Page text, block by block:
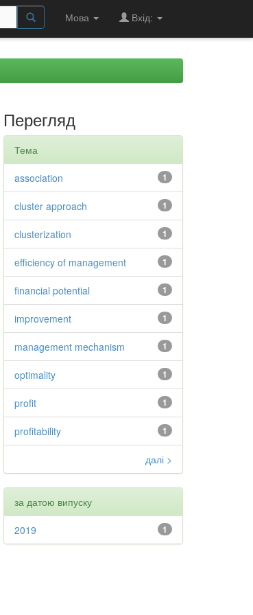
Мова Вхід:
Перегляд
Тема
1
association
1
cluster approach
1
clusterization
1
efficiency of management
1
financial potential
1
improvement
1
management mechanism
1
optimality
1
profit
1
profitability
далі >
за датою випуску
1
2019